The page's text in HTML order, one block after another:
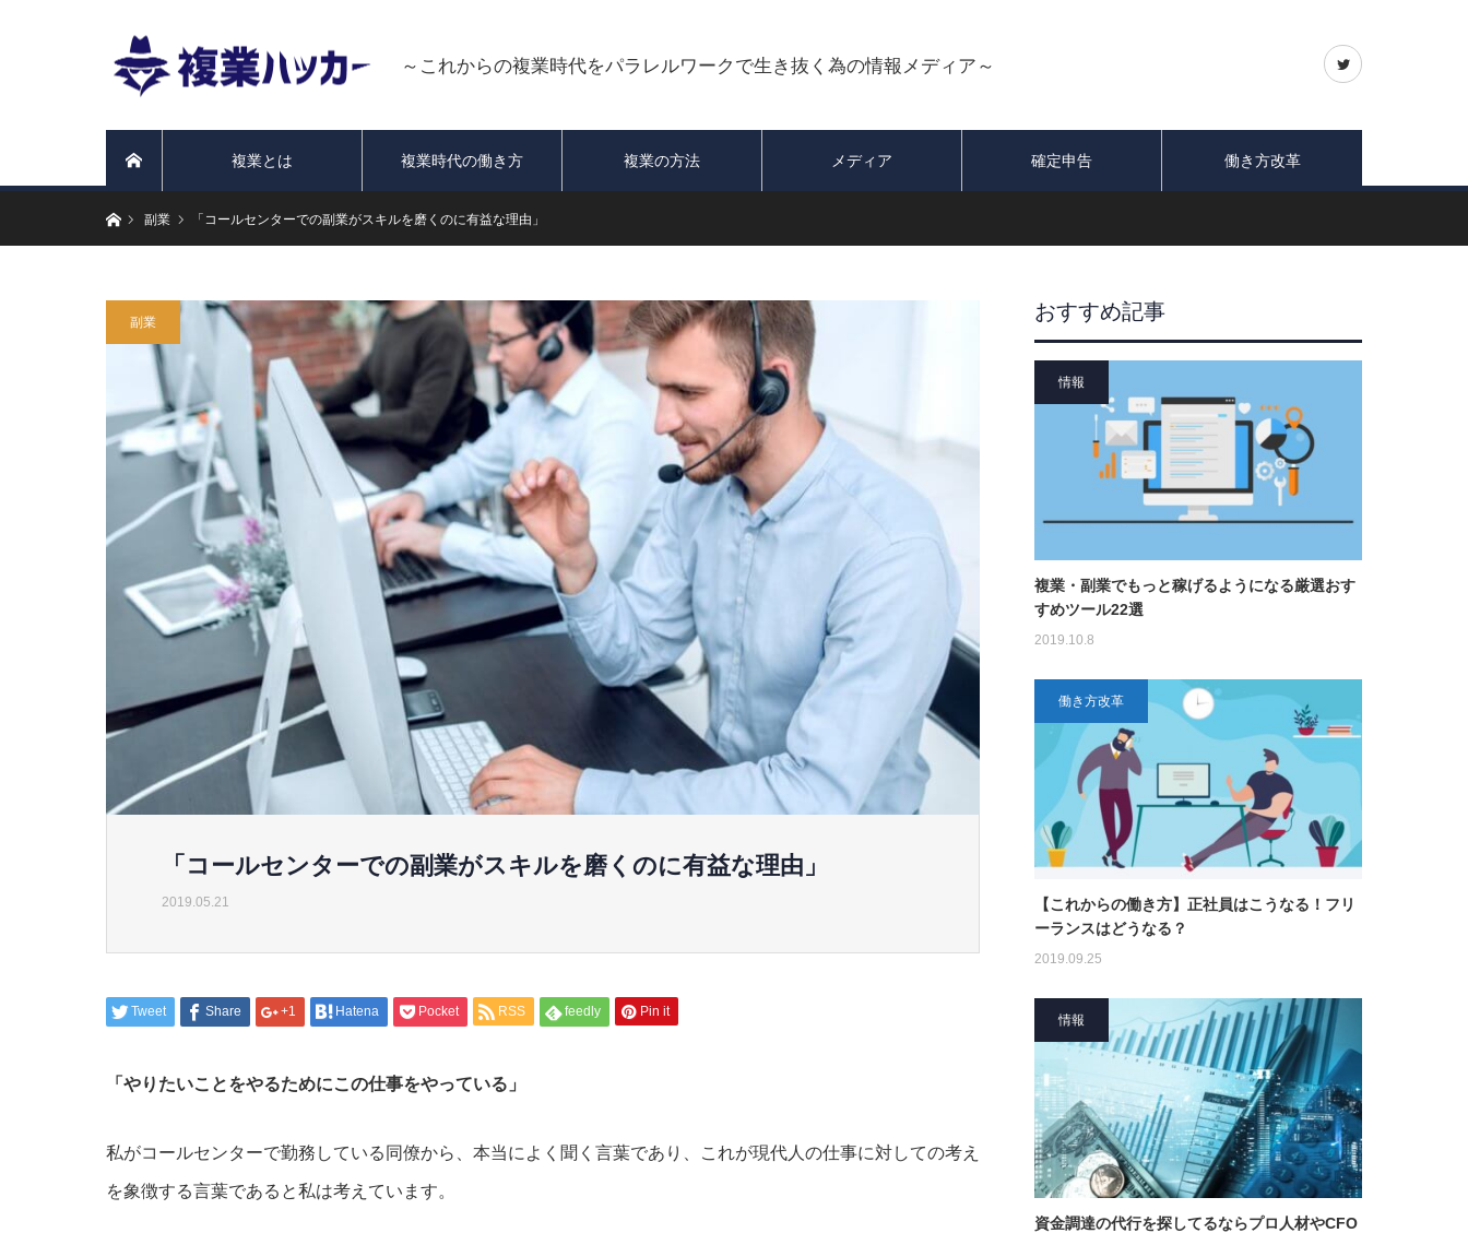
～これからの複業時代をパラレルワークで生き抜く為の情報メディア～
複業とは 複業時代の働き方 複業の方法 メディア 確定申告 働き方改革
ホーム副業 「コールセンターでの副業がスキルを磨くのに有益な理由」
副業
「コールセンターでの副業がスキルを磨くのに有益な理由」
2019.05.21
Tweet Share +1 Hatena Pocket RSS feedly Pin it
「やりたいことをやるためにこの仕事をやっている」
私がコールセンターで勤務している同僚から、本当によく聞く言葉であり、これが現代人の仕事に対しての考え
を象徴する言葉であると私は考えています。
おすすめ記事
情報
複業・副業でもっと稼げるようになる厳選おす
すめツール22選
2019.10.8
働き方改革
【これからの働き方】正社員はこうなる！フリ
ーランスはどうなる？
2019.09.25
情報
資金調達の代行を探してるならプロ人材やCFO